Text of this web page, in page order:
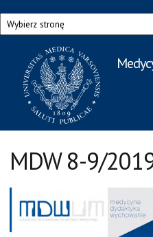
Przejdź do treści
Rzecznik Prasowy
Warszawskiego Uniwersytetu
MDW 8-9/